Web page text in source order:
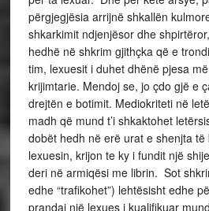
përgjegjësia arrijnë shkallën
shkarkimit ndjenjësor dhe
hedhë në shkrim gjithçka që e
tim, lexuesit i duhet dhënë pjesa
krijimtarie. Mendoj se, jo çdo gjë e
drejtën e botimit. Mediokriteti në
madh që mund t’i shkaktohet
dobët hedh në erë urat e shenjta të
lexuesin, krijon te ky i fundit një
deri në armiqësi me librin. Sot
edhe “trafikohet”) lehtësisht edhe
prandaj një lexues i kualifikuar